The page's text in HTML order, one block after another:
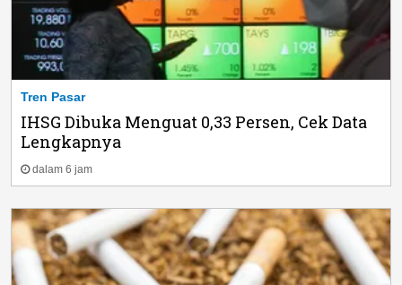
Tren Pasar
IHSG Dibuka Menguat 0,33 Persen, Cek Data
Lengkapnya
dalam 6 jam